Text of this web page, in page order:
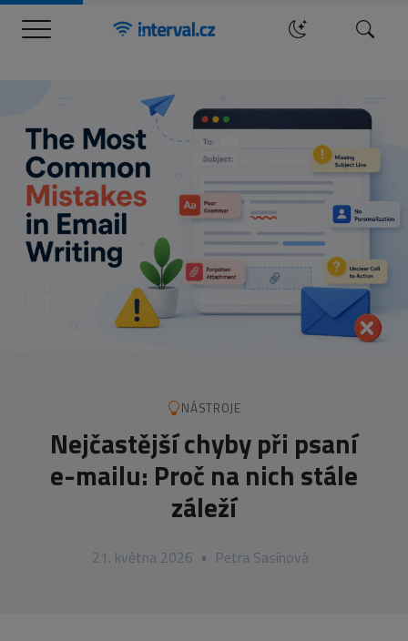
Menu Hledat
NÁSTROJE
Nejčastější chyby při psaní
e-mailu: Proč na nich stále
záleží
21. května 2026 • Petra Sasínová